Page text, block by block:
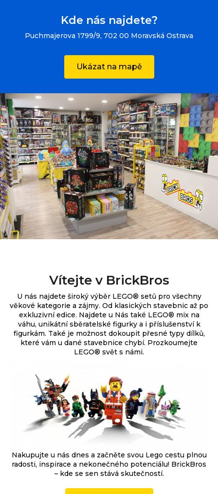
Kde nás najdete?
Puchmajerova 1799/9, 702 00 Moravská Ostrava
Ukázat na mapě
Vítejte v BrickBros
U nás najdete široký výběr LEGO® setů pro všechny
věkové kategorie a zájmy. Od klasických stavebnic až po
exkluzivní edice. Najdete u Nás také LEGO® mix na
váhu, unikátní sběratelské figurky a i příslušenství k
figurkám. Také je možnost dokoupit přesné typy dílků,
které vám u dané stavebnice chybí. Prozkoumejte
LEGO® svět s námi.
Nakupujte u nás dnes a začněte svou Lego cestu plnou
radosti, inspirace a nekonečného potenciálu! BrickBros
– kde se sen stává skutečností.